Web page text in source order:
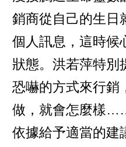
銷商從自己的生日
個人訊息，這時候
狀態。洪若萍特別
恐嚇的方式來行銷
做，就會怎麼樣
依據給予適當的建